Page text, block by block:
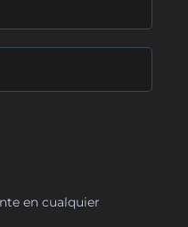
en cualquier